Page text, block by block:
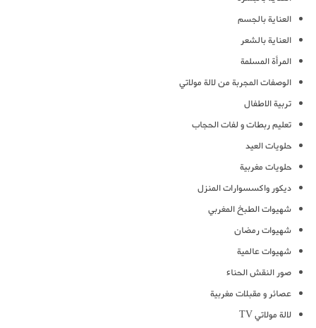
العناية بالجسم
العناية بالشعر
المرأة المسلمة
الوصفات المجربة من لالة مولاتي
تربية الاطفال
تعليم ربطات و لفات الحجاب
حلويات العيد
حلويات مغربية
ديكور واكسسوارات المنزل
شهيوات الطبخ المغربي
شهيوات رمضان
شهيوات عالمية
صور النقش الحناء
عصائر و مقبلات مغربية
لالة مولاتي TV